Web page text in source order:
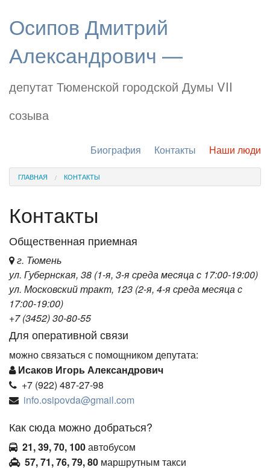
Осипов Дмитрий
Александрович —
депутат Тюменской городской Думы VII
созыва
Биография Контакты Наши люди
ГЛАВНАЯ КОНТАКТЫ
Контакты
Общественная приемная
г. Тюмень
ул. Губернская, 38 (1-я, 3-я среда месяца с 17:00-19:00)
ул. Московский тракт, 123 (2-я, 4-я среда месяца с
17:00-19:00)
+7 (3452) 30-80-55
Для оперативной связи
можно связаться с помощником депутата:
Исаков Игорь Александрович
+7 (922) 487-27-98
info.osipovda@gmail.com
Как сюда можно добраться?
21, 39, 70, 100автобусом
57, 71, 76, 79, 80 маршрутным такси